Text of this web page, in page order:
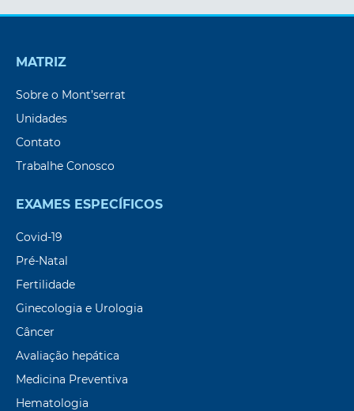
MATRIZ
Sobre o Mont’serrat
Unidades
Contato
Trabalhe Conosco
EXAMES ESPECÍFICOS
Covid-19
Pré-Natal
Fertilidade
Ginecologia e Urologia
Câncer
Avaliação hepática
Medicina Preventiva
Hematologia